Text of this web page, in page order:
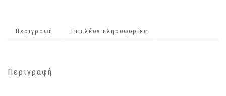
Περιγραφή Επιπλέον πληροφορίες
Περιγραφή